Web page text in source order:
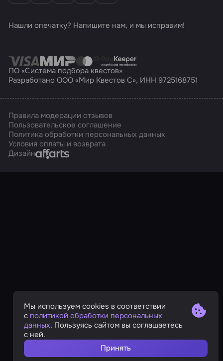
Нашли опечатку? Напишите нам, и мы исправим!
ПО «Система подбора квестов»
Разработано ООО «Мир Квестов С», ИНН 9725168751
Правила модерации отзывов
Пользовательское соглашение
Политика обработки персональных данных
Условия оплаты и возврата
ДизайнAffarts
Мы используем cookies в соответствии
с политикой обработки персональных
данных. Пользуясь сайтом вы соглашаетесь
с ней.
Принять